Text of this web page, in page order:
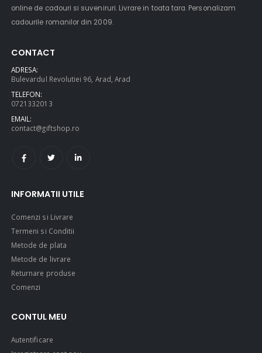
online de cadouri si suveniruri. Livrare in toata tara. Personalizam
cadourile romanilor din 2009.
CONTACT
ADRESA:
Bulevardul Revolutiei 96, Arad, Arad
TELEFON:
0721332013
EMAIL:
contact@giftshop.ro
INFORMATII UTILE
Comenzi si Livrare
Termeni si Conditii
Metode de plata
Metode de livrare
Returnare produse
Comenzi
CONTUL MEU
Autentificare